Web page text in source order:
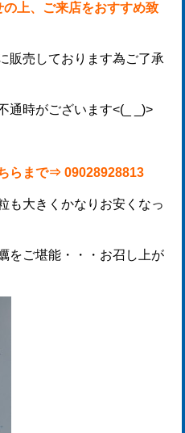
上、ご来店をおすすめ致
販売しております為ご了承
通時がございます<(_ _)>
らまで⇒ 09028928813
大きくかなりお安くなっ
をご堪能・・・お召し上が